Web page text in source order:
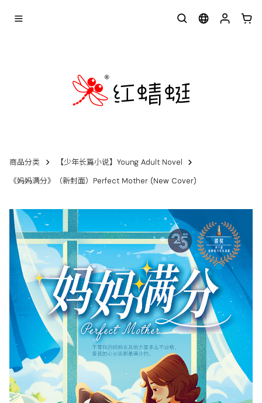
商品分类
【少年长篇小说】Young Adult Novel
《妈妈满分》（新封面）Perfect Mother (New Cover)